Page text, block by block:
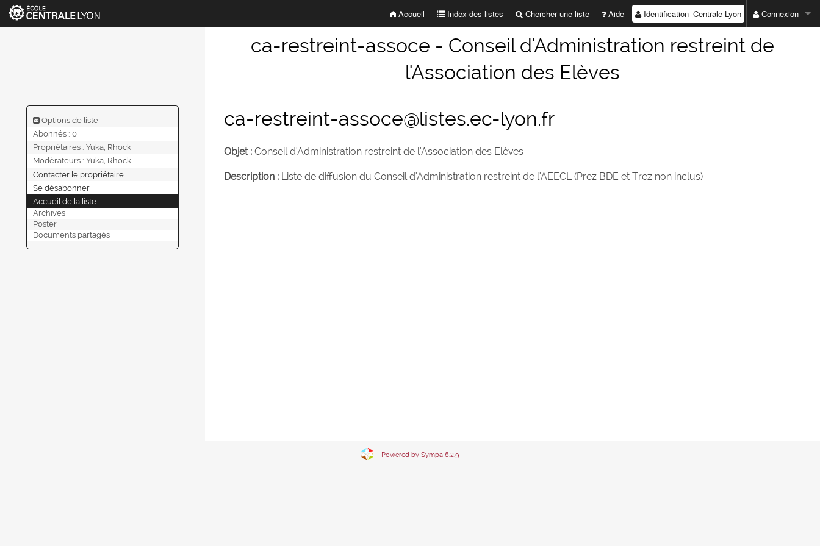
Accueil Index des listes Chercher une liste Aide Identification_Centrale-Lyon Connexion
ADRESSE EMAIL :
ca-restreint-assoce - Conseil d'Administration restreint de
l'Association des Elèves
Options de liste
Abonnés : 0
Propriétaires : Yuka, Rhock
Modérateurs : Yuka, Rhock
Contacter le propriétaire
Se désabonner
Accueil de la liste
Archives
Poster
Documents partagés
ca-restreint-assoce@listes.ec-lyon.fr
Objet : Conseil d'Administration restreint de l'Association des Elèves
Description : Liste de diffusion du Conseil d'Administration restreint de l'AEECL (Prez BDE et Trez non inclus)
Powered by Sympa 6.2.9